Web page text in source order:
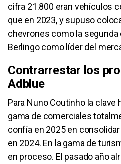
cifra 21.800 eran vehículos
que en 2023, y supuso
chevrones como la
Berlingo como líder del
Contrarrestar los
Adblue
Para Nuno Coutinho la clave
gama de comerciales
confía en 2025 en
en 2024. En la gama de
en proceso. El pasado año